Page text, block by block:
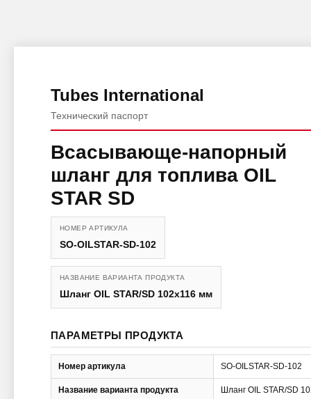
Tubes International
Технический паспорт
Всасывающе-напорный
шланг для топлива OIL
STAR SD
НОМЕР АРТИКУЛА
SO-OILSTAR-SD-102
НАЗВАНИЕ ВАРИАНТА ПРОДУКТА
Шланг OIL STAR/SD 102x116 мм
ПАРАМЕТРЫ ПРОДУКТА
Номер артикула SO-OILSTAR-SD-102
Название варианта продукта Шланг OIL STAR/SD